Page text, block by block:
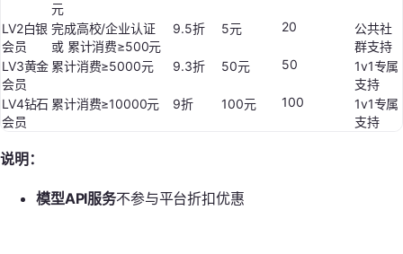
元
LV2白银
会员
完成高校/企业认证
或 累计消费≥500元
9.5折 5元 20
公共社
群支持
LV3黄金
会员
累计消费≥5000元 9.3折 50元 50
1v1专属
支持
LV4钻石
会员
累计消费≥10000元 9折 100元 100
1v1专属
支持
说明：
模型API服务不参与平台折扣优惠